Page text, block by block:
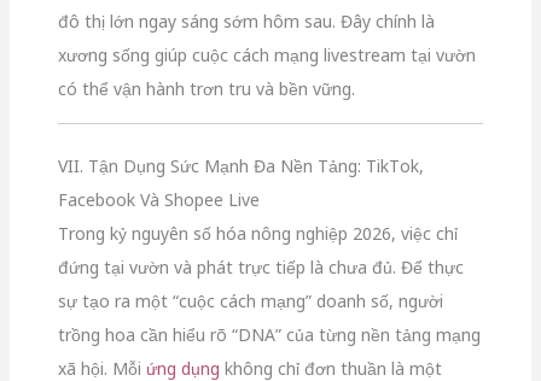
đô thị lớn ngay sáng sớm hôm sau. Đây chính là
xương sống giúp cuộc cách mạng livestream tại vườn
có thể vận hành trơn tru và bền vững.
VII. Tận Dụng Sức Mạnh Đa Nền Tảng: TikTok,
Facebook Và Shopee Live
Trong kỷ nguyên số hóa nông nghiệp 2026, việc chỉ
đứng tại vườn và phát trực tiếp là chưa đủ. Để thực
sự tạo ra một “cuộc cách mạng” doanh số, người
trồng hoa cần hiểu rõ “DNA” của từng nền tảng mạng
xã hội. Mỗi ứng dụng không chỉ đơn thuần là một